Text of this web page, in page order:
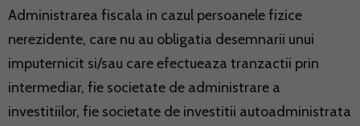
Administrarea fiscala in cazul persoanele fizice
nerezidente, care nu au obligatia desemnarii unui
imputernicit si/sau care efectueaza tranzactii prin
intermediar, fie societate de administrare a
investitiilor, fie societate de investitii autoadministrata